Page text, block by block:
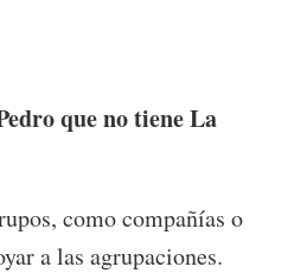
que no tiene La
como compañías o
a las agrupaciones.